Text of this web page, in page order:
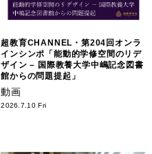
超教育CHANNEL・第204回オンラ
インシンポ「能動的学修空間のリデ
ザイン – 国際教養大学中嶋記念図書
館からの問題提起」
動画
2026.7.10 Fri